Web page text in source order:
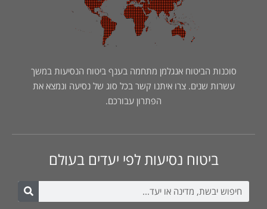
סוכנות הביטוח אנגלמן מתחמה בענף ביטוח הנסיעות במשך
עשרות שנים. צרו איתנו קשר בכל סוג של נסיעה ונמצא את
הפתרון עבורכם.
ביטוח נסיעות לפי יעדים בעולם